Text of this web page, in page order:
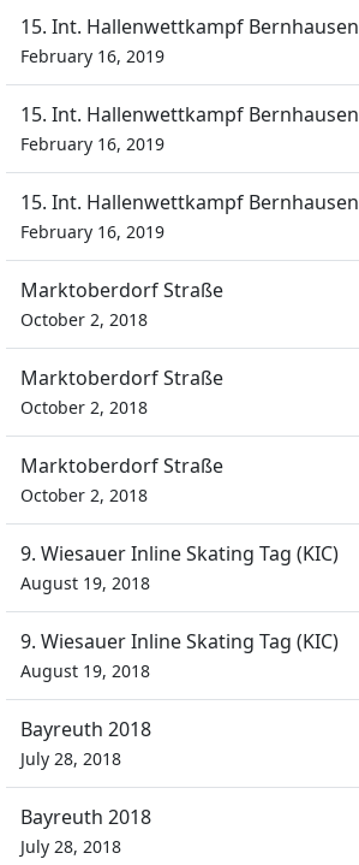
15. Int. Hallenwettkampf Bernhausen
February 16, 2019
15. Int. Hallenwettkampf Bernhausen
February 16, 2019
15. Int. Hallenwettkampf Bernhausen
February 16, 2019
Marktoberdorf Straße
October 2, 2018
Marktoberdorf Straße
October 2, 2018
Marktoberdorf Straße
October 2, 2018
9. Wiesauer Inline Skating Tag (KIC)
August 19, 2018
9. Wiesauer Inline Skating Tag (KIC)
August 19, 2018
Bayreuth 2018
July 28, 2018
Bayreuth 2018
July 28, 2018